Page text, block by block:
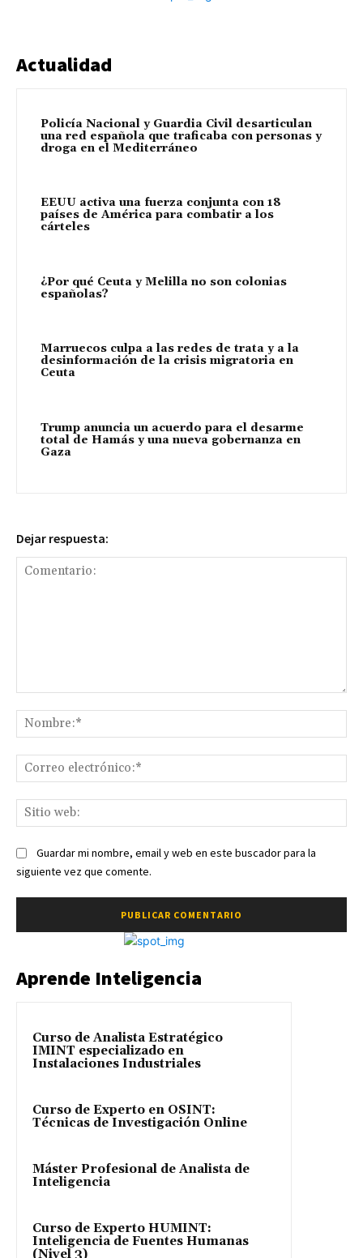
Actualidad
Policía Nacional y Guardia Civil desarticulan
una red española que traficaba con personas y
droga en el Mediterráneo
EEUU activa una fuerza conjunta con 18
países de América para combatir a los
cárteles
¿Por qué Ceuta y Melilla no son colonias
españolas?
Marruecos culpa a las redes de trata y a la
desinformación de la crisis migratoria en
Ceuta
Trump anuncia un acuerdo para el desarme
total de Hamás y una nueva gobernanza en
Gaza
Dejar respuesta:
Guardar mi nombre, email y web en este buscador para la
siguiente vez que comente.
Aprende Inteligencia
Curso de Analista Estratégico
IMINT especializado en
Instalaciones Industriales
Curso de Experto en OSINT:
Técnicas de Investigación Online
Máster Profesional de Analista de
Inteligencia
Curso de Experto HUMINT:
Inteligencia de Fuentes Humanas
(Nivel 3)